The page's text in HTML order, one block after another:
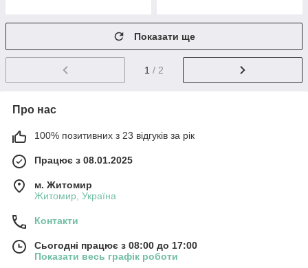
Показати ще
1 / 2
Про нас
100% позитивних з 23 відгуків за рік
Працює з 08.01.2025
м. Житомир
Житомир, Україна
Контакти
Сьогодні працює з 08:00 до 17:00
Показати весь графік роботи